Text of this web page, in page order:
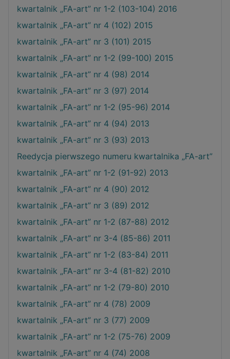
kwartalnik „FA-art” nr 1-2 (103-104) 2016
kwartalnik „FA-art” nr 4 (102) 2015
kwartalnik „FA-art” nr 3 (101) 2015
kwartalnik „FA-art” nr 1-2 (99-100) 2015
kwartalnik „FA-art” nr 4 (98) 2014
kwartalnik „FA-art” nr 3 (97) 2014
kwartalnik „FA-art” nr 1-2 (95-96) 2014
kwartalnik „FA-art” nr 4 (94) 2013
kwartalnik „FA-art” nr 3 (93) 2013
Reedycja pierwszego numeru kwartalnika „FA-art”
kwartalnik „FA-art” nr 1-2 (91-92) 2013
kwartalnik „FA-art” nr 4 (90) 2012
kwartalnik „FA-art” nr 3 (89) 2012
kwartalnik „FA-art” nr 1-2 (87-88) 2012
kwartalnik „FA-art” nr 3-4 (85-86) 2011
kwartalnik „FA-art” nr 1-2 (83-84) 2011
kwartalnik „FA-art” nr 3-4 (81-82) 2010
kwartalnik „FA-art” nr 1-2 (79-80) 2010
kwartalnik „FA-art” nr 4 (78) 2009
kwartalnik „FA-art” nr 3 (77) 2009
kwartalnik „FA-art” nr 1-2 (75-76) 2009
kwartalnik „FA-art” nr 4 (74) 2008